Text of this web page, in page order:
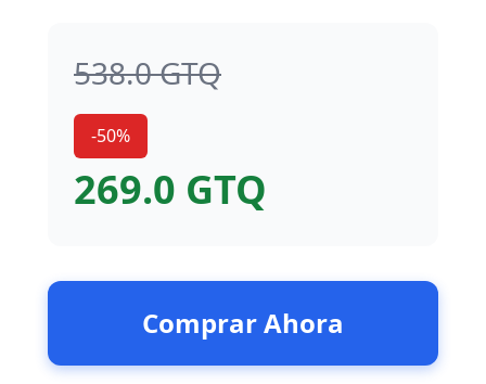
538.0 GTQ
-50%
269.0 GTQ
Comprar Ahora